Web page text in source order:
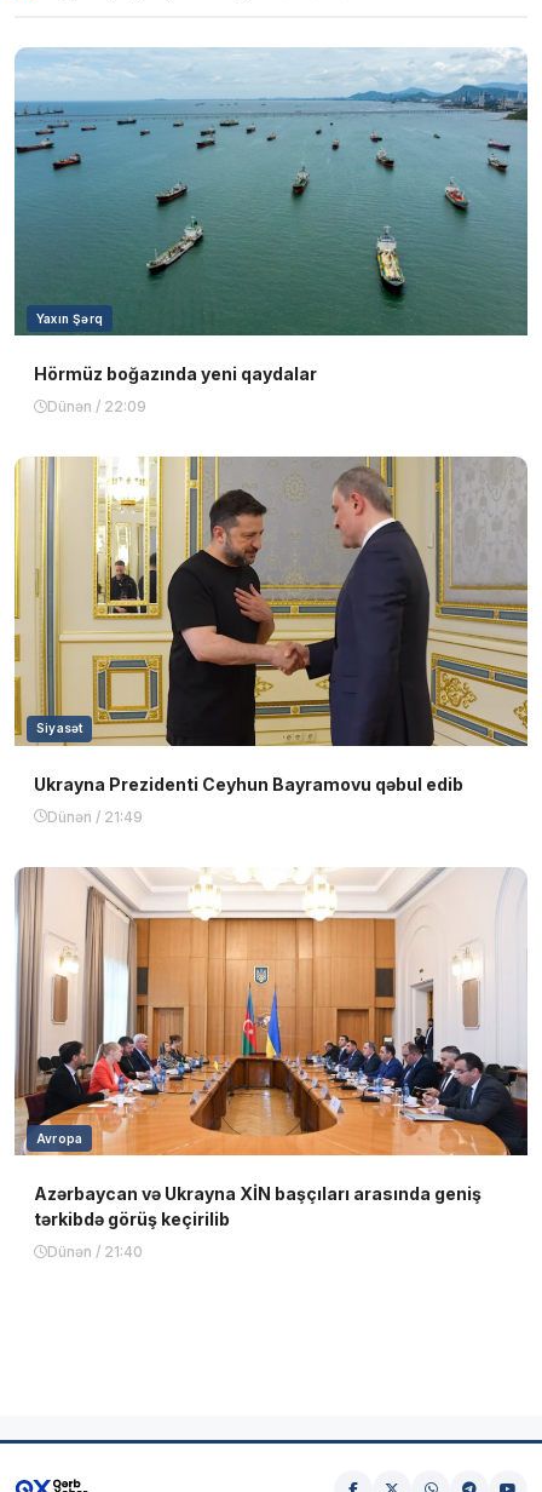
Yaxın Şərq
Hörmüz boğazında yeni qaydalar
Dünən / 22:09
Siyasət
Ukrayna Prezidenti Ceyhun Bayramovu qəbul edib
Dünən / 21:49
Avropa
Azərbaycan və Ukrayna XİN başçıları arasında geniş
tərkibdə görüş keçirilib
Dünən / 21:40